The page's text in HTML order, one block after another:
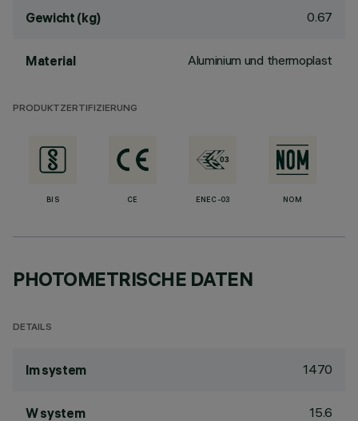
Gewicht (kg) 0.67
Material Aluminium und thermoplast
PRODUKTZERTIFIZIERUNG
BIS CE ENEC-03 NOM
PHOTOMETRISCHE DATEN
DETAILS
lm system 1470
W system 15.6